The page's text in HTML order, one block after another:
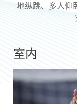
地纵跳、多人仰
室内